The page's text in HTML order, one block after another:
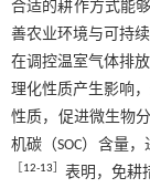
合适的耕作方式能
善农业环境与可持
在调控温室气体排
理化性质产生影响
性质，促进微生物
机碳（SOC）含量
［12-13］ 表明，免耕